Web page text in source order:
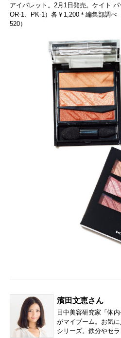
アイパレット。2月1日発売。ケイト
OR-1、PK-1）各￥1,200＊編集部調
520）
濱田文恵さん
日中美容研究家「体
がマイブーム。お気
シリーズ。鉄分やセラ